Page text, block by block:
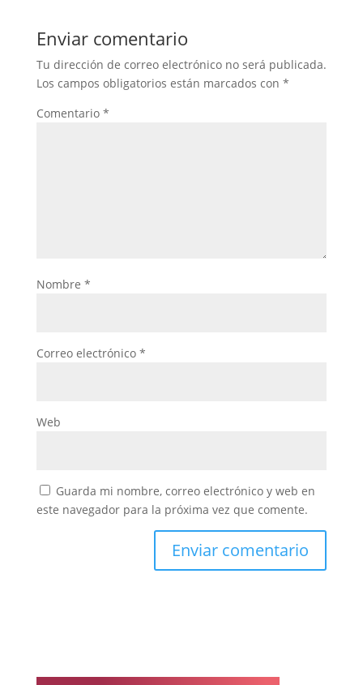
Enviar comentario
Tu dirección de correo electrónico no será publicada.
Los campos obligatorios están marcados con *
Comentario *
Nombre *
Correo electrónico *
Web
Guarda mi nombre, correo electrónico y web en
este navegador para la próxima vez que comente.